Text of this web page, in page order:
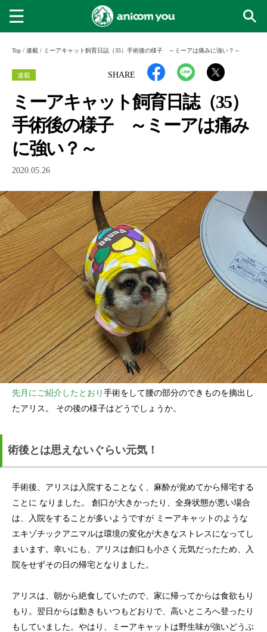
Top / 連載 / ミーアキャット飼育日誌（35）手術後の様子 ～ミーアは痛みに強い？～
SHARE
連載
ミーアキャット飼育日誌（35）
手術後の様子 ～ミーアは痛み
に強い？～
2020.05.26
先月にご紹介したとおり 手術をして腰の部分のできものを摘出し
たアリス。 その後の様子はどうでしょうか。
術後とは思えないぐらい元気！
手術後、アリスは入院することなく、麻酔が覚めてから帰宅する
ことに なりました。 創口が大きかったり、全身状態が悪い場合
は、入院をすることが多いようですが ミーアキャットのような
エキゾチックアニマルは環境の変化が大きなストレスになってし
まいます。幸いにも、アリスは創口も小さく元気だったため、入
院をせずその日の帰宅となりました。
アリスは、朝から絶食していたので、家に帰ってからは食欲もり
もり。翌日からは動きもいつもどおりで、高いところへ登ったり
もしていました。やはり、ミーアキャットは野生味が強いどうぶ